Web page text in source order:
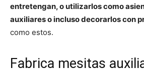
entretengan, o utilizarlos como
auxiliares o incluso decorarlos con
como estos.
Fabrica mesitas